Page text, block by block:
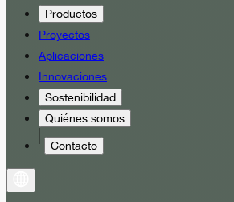
Productos
Proyectos
Aplicaciones
Innovaciones
Sostenibilidad
Quiénes somos
Contacto